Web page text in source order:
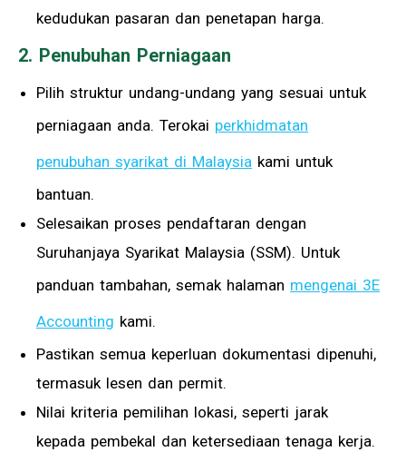
kedudukan pasaran dan penetapan harga.
2. Penubuhan Perniagaan
Pilih struktur undang-undang yang sesuai untuk
perniagaan anda. Terokai perkhidmatan
penubuhan syarikat di Malaysia kami untuk
bantuan.
Selesaikan proses pendaftaran dengan
Suruhanjaya Syarikat Malaysia (SSM). Untuk
panduan tambahan, semak halaman mengenai 3E
Accounting kami.
Pastikan semua keperluan dokumentasi dipenuhi,
termasuk lesen dan permit.
Nilai kriteria pemilihan lokasi, seperti jarak
kepada pembekal dan ketersediaan tenaga kerja.